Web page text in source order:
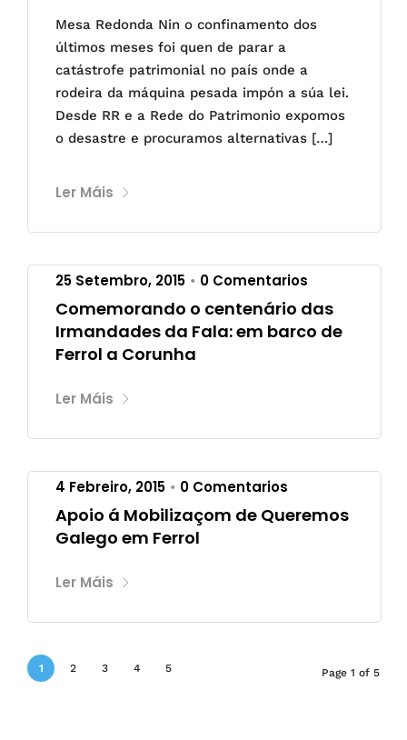
Mesa Redonda Nin o confinamento dos
últimos meses foi quen de parar a
catástrofe patrimonial no país onde a
rodeira da máquina pesada impón a súa lei.
Desde RR e a Rede do Patrimonio expomos
o desastre e procuramos alternativas […]
Ler Máis
25 Setembro, 2015 • 0 Comentarios
Comemorando o centenário das
Irmandades da Fala: em barco de
Ferrol a Corunha
Ler Máis
4 Febreiro, 2015 • 0 Comentarios
Apoio á Mobilizaçom de Queremos
Galego em Ferrol
Ler Máis
1 2 3 4 5 Page 1 of 5